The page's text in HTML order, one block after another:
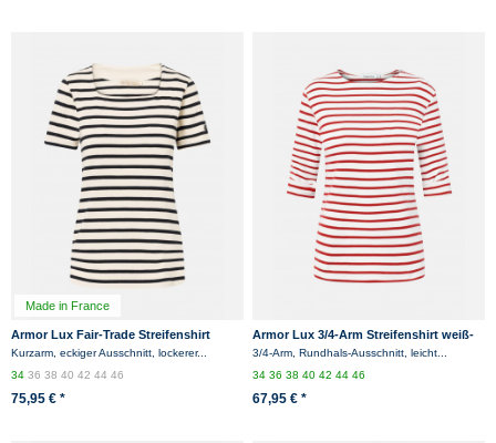
Made in France
Armor Lux Fair-Trade Streifenshirt
Coursive kurzarm Damen
Kurzarm, eckiger Ausschnitt, lockerer...
34363840424446
75,95 € *
Armor Lux 3/4-Arm Streifenshirt weiß-
rot Damen
3/4-Arm, Rundhals-Ausschnitt, leicht...
34363840424446
67,95 € *